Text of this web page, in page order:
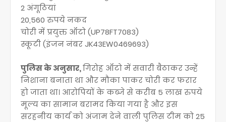
2 अंगूठियां
20,560 रुपये नकद
चोरी में प्रयुक्त ऑटो (UP78FT7083)
स्कूटी (इंजन नंबर JK43EW0469693)
पुलिस के अनुसार,गिरोह ऑटो में सवारी बैठाकर उन्हें
निशाना बनाता था और मौका पाकर चोरी कर फरार
हो जाता था। आरोपियों के कब्जे से करीब 5 लाख रुपये
मूल्य का सामान बरामद किया गया है और इस
सरहनीय कार्य को अंजाम देने वाली पुलिस टीम को 25